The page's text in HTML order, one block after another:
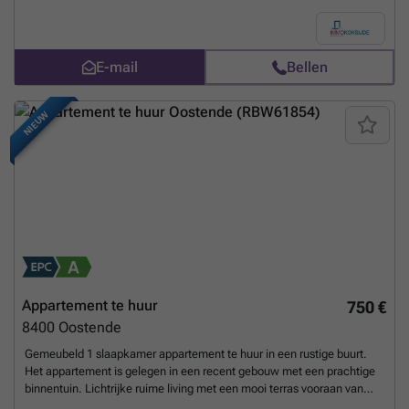
Open en volledig ingerichte keuken en een afzonderlijke berging, een
badkamer met inloopdouche en twee slaapkamers. Individuele
centrale verwarming op gas.Huurprijs: €1100/maand - syndicuskosten
inclusief.Beschikbaar vanaf 1 oktober 2026. Enkel te bezoeken op
afspraak.Meer weten?
E-mail Bellen
NIEUW
750 €
Appartement te huur
8400 Oostende
Gemeubeld 1 slaapkamer appartement te huur in een rustige buurt.
Het appartement is gelegen in een recent gebouw met een prachtige
binnentuin. Lichtrijke ruime living met een mooi terras vooraan van